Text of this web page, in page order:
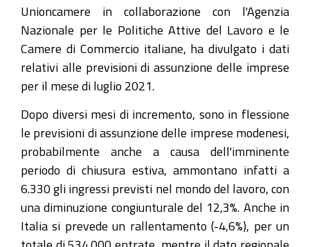
Unioncamere in collaborazione con l'Agenzia
Nazionale per le Politiche Attive del Lavoro e le
Camere di Commercio italiane, ha divulgato i dati
relativi alle previsioni di assunzione delle imprese
per il mese di luglio 2021.
Dopo diversi mesi di incremento, sono in flessione
le previsioni di assunzione delle imprese modenesi,
probabilmente anche a causa dell'imminente
periodo di chiusura estiva, ammontano infatti a
6.330 gli ingressi previsti nel mondo del lavoro, con
una diminuzione congiunturale del 12,3%. Anche in
Italia si prevede un rallentamento (-4,6%), per un
totale di 534.000 entrate, mentre il dato regionale